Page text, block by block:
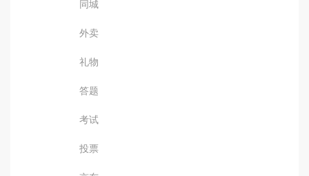
同城
外卖
礼物
答题
考试
投票